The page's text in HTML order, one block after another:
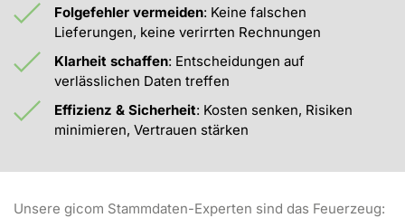
Folgefehler vermeiden: Keine falschen
Lieferungen, keine verirrten Rechnungen
Klarheit schaffen: Entscheidungen auf
verlässlichen Daten treffen
Effizienz & Sicherheit: Kosten senken, Risiken
minimieren, Vertrauen stärken
Unsere gicom Stammdaten-Experten sind das Feuerzeug: